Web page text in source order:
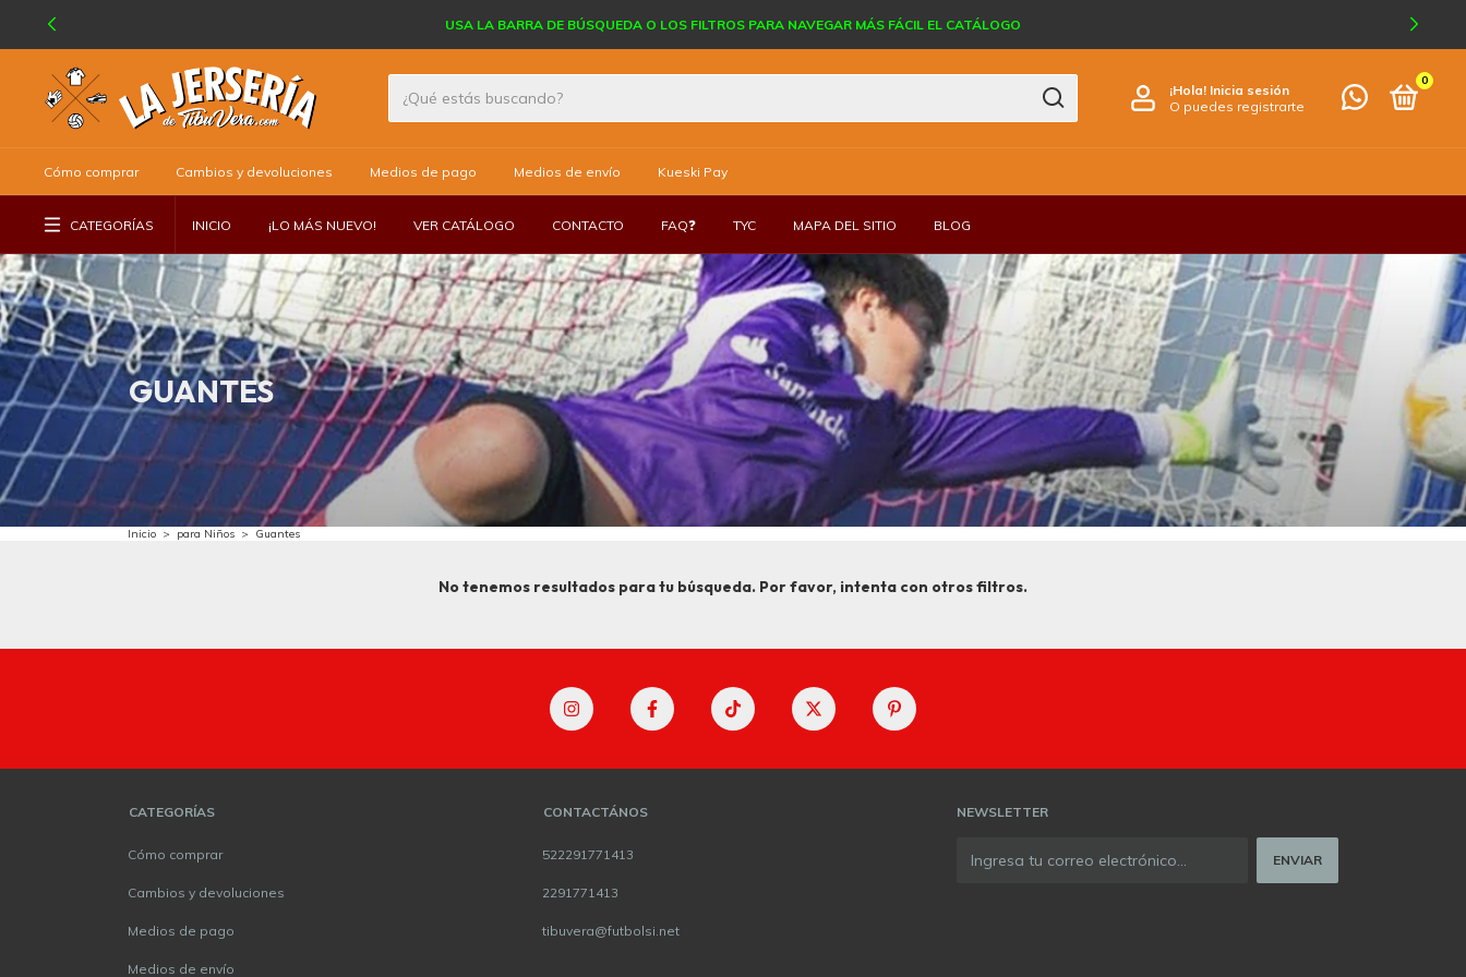
USA LA BARRA DE BÚSQUEDA O LOS FILTROS PARA NAVEGAR MÁS FÁCIL EL CATÁLOGO
¡Hola! Inicia sesión
O puedes registrarte
0
Cómo comprar Cambios y devoluciones Medios de pago Medios de envío Kueski Pay
CATEGORÍAS INICIO ¡LO MÁS NUEVO! VER CATÁLOGO CONTACTO FAQ❓ TYC MAPA DEL SITIO BLOG
GUANTES
Inicio > para Niños > Guantes
No tenemos resultados para tu búsqueda. Por favor, intenta con otros filtros.
CATEGORÍAS
Cómo comprar
Cambios y devoluciones
Medios de pago
Medios de envío
CONTACTÁNOS
522291771413
2291771413
tibuvera@futbolsi.net
NEWSLETTER